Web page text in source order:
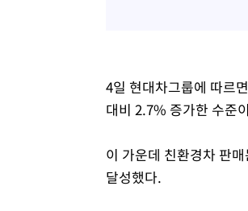
4일 현대차그룹에 따르
대비 2.7% 증가한 수준
이 가운데 친환경차 판
달성했다.